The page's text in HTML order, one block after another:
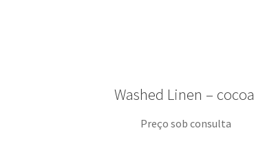
Washed Linen – cocoa
Preço sob consulta